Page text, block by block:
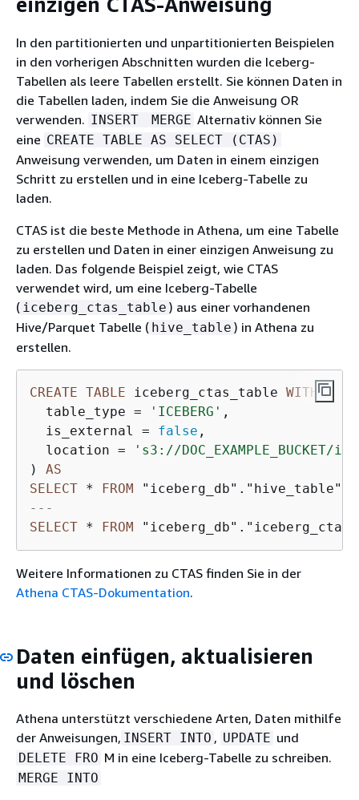
In den partitionierten und unpartitionierten Beispielen
in den vorherigen Abschnitten wurden die Iceberg-
Tabellen als leere Tabellen erstellt. Sie können Daten in
die Tabellen laden, indem Sie die Anweisung OR
verwenden. INSERT MERGE Alternativ können Sie
eine CREATE TABLE AS SELECT (CTAS)
Anweisung verwenden, um Daten in einem einzigen
Schritt zu erstellen und in eine Iceberg-Tabelle zu
laden.
CTAS ist die beste Methode in Athena, um eine Tabelle
zu erstellen und Daten in einer einzigen Anweisung zu
laden. Das folgende Beispiel zeigt, wie CTAS
verwendet wird, um eine Iceberg-Tabelle
( iceberg_ctas_table ) aus einer vorhandenen
Hive/Parquet Tabelle ( hive_table ) in Athena zu
erstellen.
CREATE TABLE iceberg_ctas_table WITH (
  table_type
= 'ICEBERG' ,
  is_external
= false ,
  location
=
's3://
) AS
SELECT * FROM
---
SELECT * FROM
Weitere Informationen zu CTAS finden Sie in der
Athena CTAS-Dokumentation.
Daten einfügen, aktualisieren
und löschen
Athena unterstützt verschiedene Arten, Daten mithilfe
der Anweisungen, INSERT INTO , UPDATE und
DELETE FRO M in eine Iceberg-Tabelle zu schreiben.
MERGE INTO